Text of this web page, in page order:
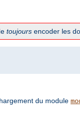
toujours encoder les
du module